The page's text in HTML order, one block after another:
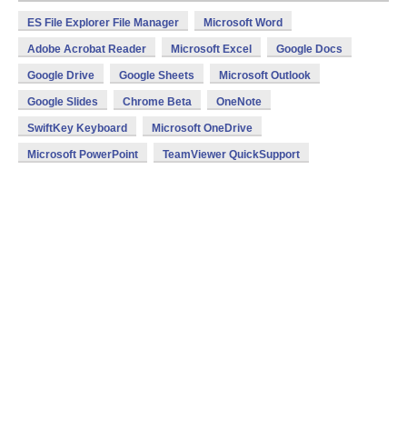
ES File Explorer File Manager Microsoft Word
Adobe Acrobat Reader Microsoft Excel Google Docs
Google Drive Google Sheets Microsoft Outlook
Google Slides Chrome Beta OneNote
SwiftKey Keyboard Microsoft OneDrive
Microsoft PowerPoint TeamViewer QuickSupport